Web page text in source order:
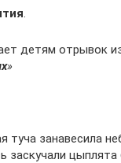
детям отрывок
»
занавесила
заскучали цыплята